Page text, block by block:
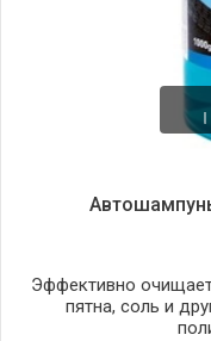
Эффективно
пятна, соль и